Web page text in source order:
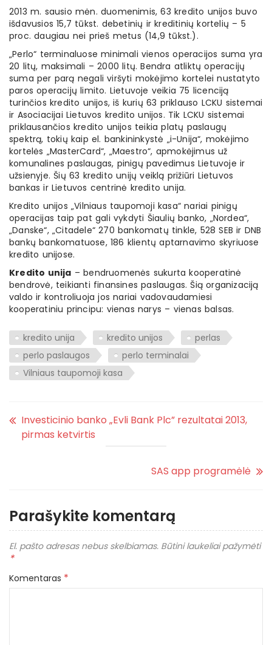
2013 m. sausio mėn. duomenimis, 63 kredito unijos buvo
išdavusios 15,7 tūkst. debetinių ir kreditinių kortelių – 5
proc. daugiau nei prieš metus (14,9 tūkst.).
„Perlo“ terminaluose minimali vienos operacijos suma yra
20 litų, maksimali – 2000 litų. Bendra atliktų operacijų
suma per parą negali viršyti mokėjimo kortelei nustatyto
paros operacijų limito. Lietuvoje veikia 75 licenciją
turinčios kredito unijos, iš kurių 63 priklauso LCKU sistemai
ir Asociacijai Lietuvos kredito unijos. Tik LCKU sistemai
priklausančios kredito unijos teikia platų paslaugų
spektrą, tokių kaip el. bankininkystė „i-Unija“, mokėjimo
kortelės „MasterCard“, „Maestro“, apmokėjimus už
komunalines paslaugas, pinigų pavedimus Lietuvoje ir
užsienyje. Šių 63 kredito unijų veiklą prižiūri Lietuvos
bankas ir Lietuvos centrinė kredito unija.
Kredito unijos „Vilniaus taupomoji kasa“ nariai pinigų
operacijas taip pat gali vykdyti Šiaulių banko, „Nordea“,
„Danske“, „Citadele“ 270 bankomatų tinkle, 528 SEB ir DNB
bankų bankomatuose, 186 klientų aptarnavimo skyriuose
kredito unijose.
Kredito unija – bendruomenės sukurta kooperatinė
bendrovė, teikianti finansines paslaugas. Šią organizaciją
valdo ir kontroliuoja jos nariai vadovaudamiesi
kooperatiniu principu: vienas narys – vienas balsas.
kredito unija kredito unijos
perlas
perlo paslaugos
perlo terminalai
Vilniaus taupomoji kasa
Investicinio banko „Evli Bank Plc” rezultatai 2013,
pirmas ketvirtis
SAS app programėlė
Parašykite komentarą
El. pašto adresas nebus skelbiamas. Būtini laukeliai pažymėti
*
Komentaras *